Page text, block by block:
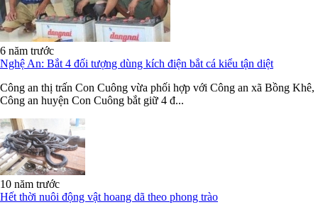
6 năm trước
Nghệ An: Bắt 4 đối tượng dùng kích điện bắt cá kiểu tận diệt
Công an thị trấn Con Cuông vừa phối hợp với Công an xã Bồng Khê,
Công an huyện Con Cuông bắt giữ 4 đ...
10 năm trước
Hết thời nuôi động vật hoang dã theo phong trào